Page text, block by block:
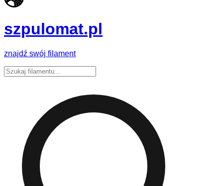
szpulomat.pl
znajdź swój filament